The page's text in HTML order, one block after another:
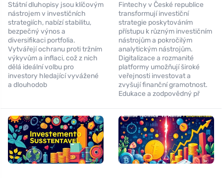
Státní dluhopisy jsou klíčovým
nástrojem v investičních
strategiích, nabízí stabilitu,
bezpečný výnos a
diversifikaci portfolia.
Vytvářejí ochranu proti tržním
výkyvům a inflaci, což z nich
dělá ideální volbu pro
investory hledající vyvážené
a dlouhodob
Fintechy v České republice
transformují investiční
strategie poskytováním
přístupu k různým investičním
nástrojům a pokročilým
analytickým nástrojům.
Digitalizace a rozmanité
platformy umožňují široké
veřejnosti investovat a
zvyšují finanční gramotnost.
Edukace a zodpovědný př